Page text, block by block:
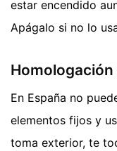
estar encendido
Apágalo si no lo
En España no
elementos fijos y
toma exterior, te